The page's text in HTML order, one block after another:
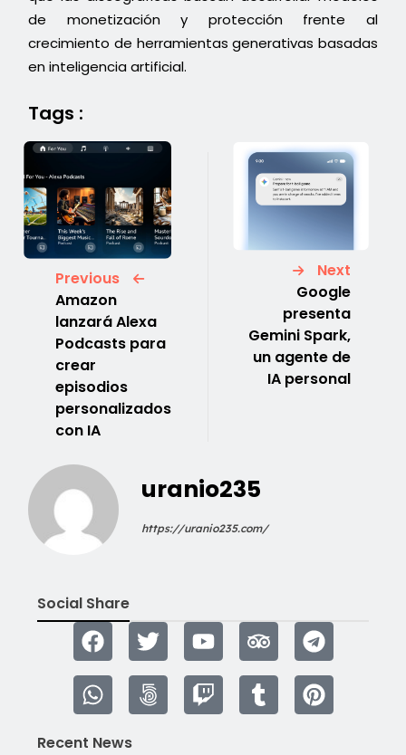
de monetización y protección frente al
crecimiento de herramientas generativas basadas
en inteligencia artificial.
Tags :
Previous
Amazon
lanzará Alexa
Podcasts para
crear
episodios
personalizados
con IA
Next
Google
presenta
Gemini Spark,
un agente de
IA personal
uranio235
https://uranio235.com/
Social Share
Recent News